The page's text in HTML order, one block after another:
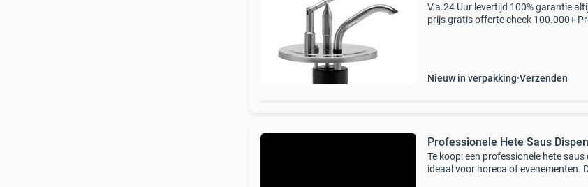
V.a.24 Uur levertijd 100% garantie
prijs gratis offerte check 100.000+
Nieuw in verpakking Verzenden
Professionele Hete Saus
Te koop: een professionele hete saus
ideaal voor horeca of evenementen.